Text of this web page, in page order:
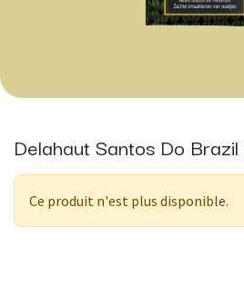
Delahaut Santos Do
Ce produit n'est plus disponible.